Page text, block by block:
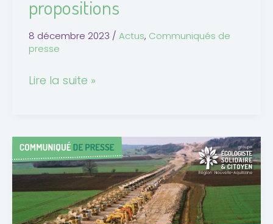
propositions
8 décembre 2023 / Actus, Communiqués de
presse
Lire la suite »
LGV,
HVE,
Bassines
les